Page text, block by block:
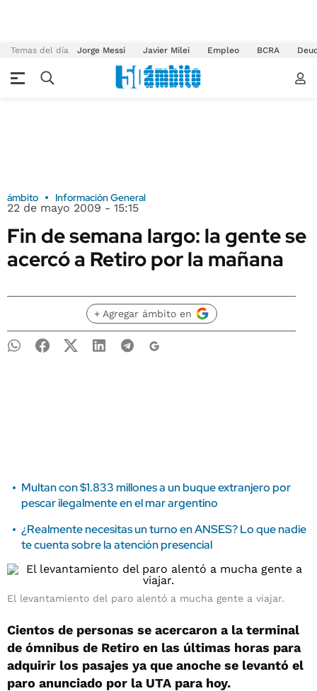
Temas del día Jorge Messi Javier Milei Empleo BCRA
ámbito Información General
22 de mayo 2009 - 15:15
Fin de semana largo: la gente se
acercó a Retiro por la mañana
+ Agregar ámbito en
Multan con $1.833 millones a un buque extranjero por
pescar ilegalmente en el mar argentino
¿Realmente necesitas un turno en ANSES? Lo que nadie
te cuenta sobre la atención presencial
El levantamiento del paro alentó a mucha gente a viajar.
Cientos de personas se acercaron a la terminal
de ómnibus de Retiro en las últimas horas para
adquirir los pasajes ya que anoche se levantó el
paro anunciado por la UTA para hoy.